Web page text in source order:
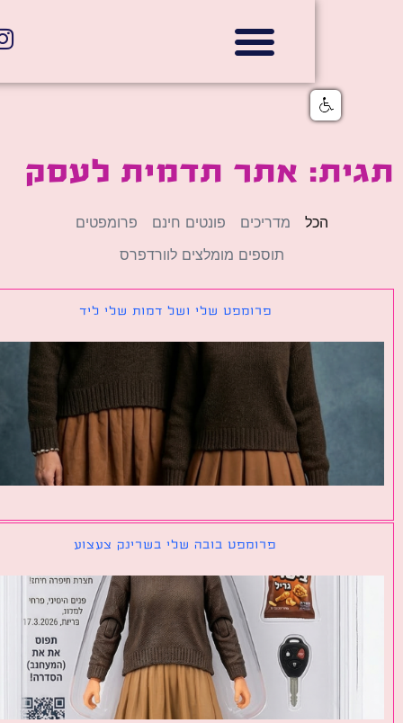
אתר תדמית לעסק
מדריכים פונטים חינם
פרומפטים
תוספים מומלצים לוורדפרס
פרומפט שלי ושל דמות שלי ליד
פרומפט בובה שלי בשרינק צעצוע